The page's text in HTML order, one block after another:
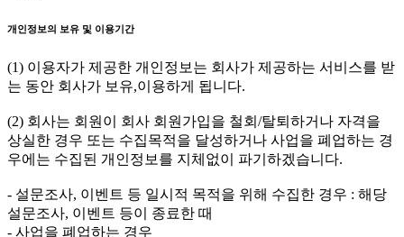
개인정보의 보유 및 이용기간
(1) 이용자가 제공한 개인정보는 회사가 제공하는 서비스를 받
는 동안 회사가 보유,이용하게 됩니다.
(2) 회사는 회원이 회사 회원가입을 철회/탈퇴하거나 자격을
상실한 경우 또는 수집목적을 달성하거나 사업을 폐업하는 경
우에는 수집된 개인정보를 지체없이 파기하겠습니다.
- 설문조사, 이벤트 등 일시적 목적을 위해 수집한 경우 : 해당
설문조사, 이벤트 등이 종료한 때
- 사업을 폐업하는 경우